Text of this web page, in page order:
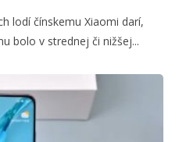
lodí čínskemu Xiaomi darí,
bolo v strednej či nižšej...